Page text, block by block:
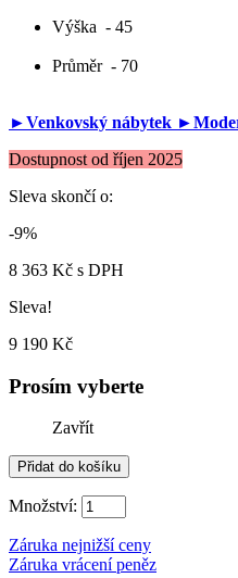
Výška - 45
Průměr- 70
►Venkovský nábytek
Dostupnost od říjen 2025
Sleva skončí o:
-9%
8 363 Kč s DPH
Sleva!
9 190 Kč
Prosím vyberte
Zavřít
Množství:
Záruka nejnižší ceny
Záruka vrácení peněz